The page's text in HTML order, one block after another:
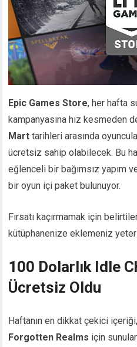
Epic Games Store, her hafta
kampanyasına hız kesmeden
Mart tarihleri arasında
ücretsiz sahip olabilecek. Bu
eğlenceli bir bağımsız yapım
bir oyun içi paket bulunuyor.
Fırsatı kaçırmamak için
kütüphanenize eklemeniz
100 Dolarlık Idle
Ücretsiz Oldu
Haftanın en dikkat çekici içeriği,
Forgotten Realms için